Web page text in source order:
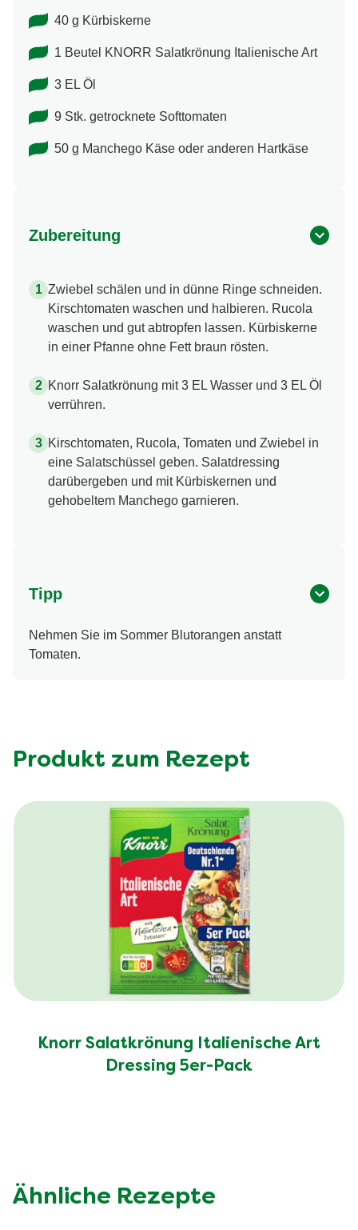
40 g Kürbiskerne
1 Beutel KNORR Salatkrönung Italienische Art
3 EL Öl
9 Stk. getrocknete Softtomaten
50 g Manchego Käse oder anderen Hartkäse
Zubereitung
Zwiebel schälen und in dünne Ringe schneiden.
Kirschtomaten waschen und halbieren. Rucola
waschen und gut abtropfen lassen. Kürbiskerne
in einer Pfanne ohne Fett braun rösten.
Knorr Salatkrönung mit 3 EL Wasser und 3 EL Öl
verrühren.
Kirschtomaten, Rucola, Tomaten und Zwiebel in
eine Salatschüssel geben. Salatdressing
darübergeben und mit Kürbiskernen und
gehobeltem Manchego garnieren.
Tipp
Nehmen Sie im Sommer Blutorangen anstatt
Tomaten.
Produkt zum Rezept
Knorr Salatkrönung Italienische Art
Dressing 5er-Pack
Ähnliche Rezepte